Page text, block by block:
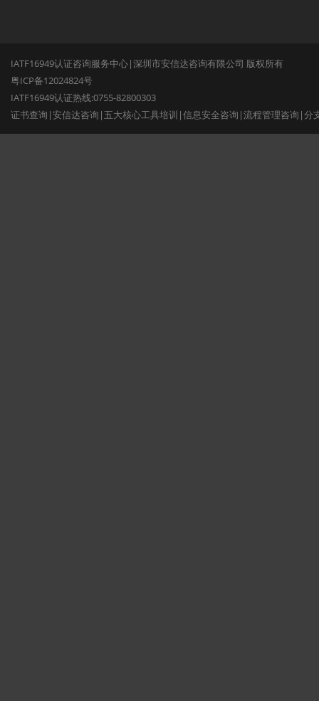
IATF16949认证咨询服务中心|深圳市安信达咨询有限公司 版权所有
粤ICP备12024824号
IATF16949认证热线:0755-82800303
证书查询 |安信达咨询 | 五大核心工具培训 |信息安全咨询 |流程管理咨询 |分